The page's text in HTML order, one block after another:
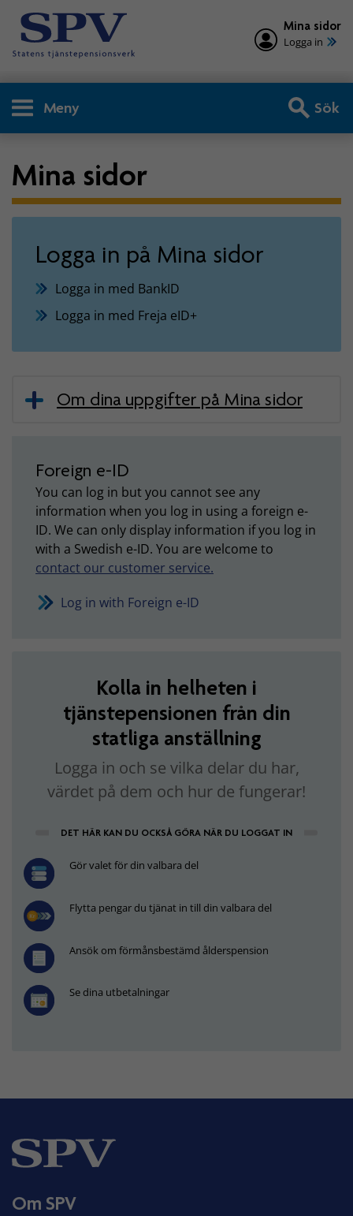
Mina sidor
Logga in
Meny Sök
Mina sidor
Logga in på Mina sidor
Logga in med BankID
Logga in med Freja eID+
Om dina uppgifter på Mina sidor
Foreign e-ID
You can log in but you cannot see any
information when you log in using a foreign e-
ID. We can only display information if you log in
with a Swedish e-ID. You are welcome to
contact our customer service.
Log in with Foreign e-ID
Kolla in helheten i
tjänstepensionen från din
statliga anställning
Logga in och se vilka delar du har,
värdet på dem och hur de fungerar!
DET HÄR KAN DU OCKSÅ GÖRA NÄR DU LOGGAT IN
Gör valet för din valbara del
Flytta pengar du tjänat in till din valbara del
Ansök om förmånsbestämd ålderspension
Se dina utbetalningar
Om SPV